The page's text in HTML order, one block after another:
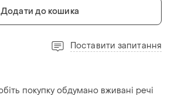
Додати до кошика
Поставити запитання
покупку обдумано вживані речі